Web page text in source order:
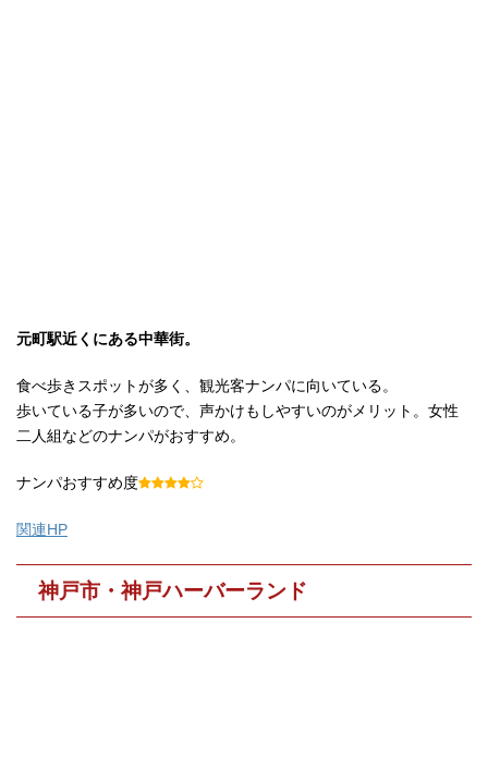
元町駅近くにある中華街。
食べ歩きスポットが多く、観光客ナンパに向いている。
歩いている子が多いので、声かけもしやすいのがメリット。女性
二人組などのナンパがおすすめ。
ナンパおすすめ度
関連HP
神戸市・神戸ハーバーランド